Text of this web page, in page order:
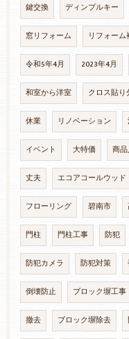
鍵交換 ディンプルキー
窓リフォーム リフォー
令和5年4月 2023年4月
和室から洋室 クロス貼り
休業 リノベーション
イベント 大特価 商
丈夫 エコアコールウッド
フローリング 碧南市
門柱 門柱工事 防犯
防犯カメラ 防犯対策
倒壊防止 ブロック塀工事
撤去 ブロック塀除去